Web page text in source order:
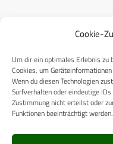
Cookie-
Um dir ein optimales Erlebnis zu
Cookies, um
Wenn du diesen Technologien
Surfverhalten oder eindeutige
Zustimmung nicht erteilst oder
Funktionen beeinträchtigt werden.
RECHTLICHES
Cookie-Richtlinie (EU)